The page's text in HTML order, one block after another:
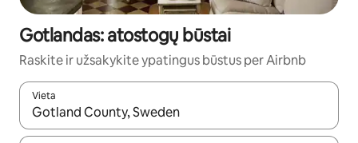
Gotlandas: atostogų būstai
Raskite ir užsakykite ypatingus būstus per Airbnb
Vieta
Kai pasirodys paieškos rezultatai, juos naršyti galite